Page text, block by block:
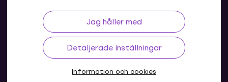
Jag håller med
Detaljerade inställningar
Information och cookies